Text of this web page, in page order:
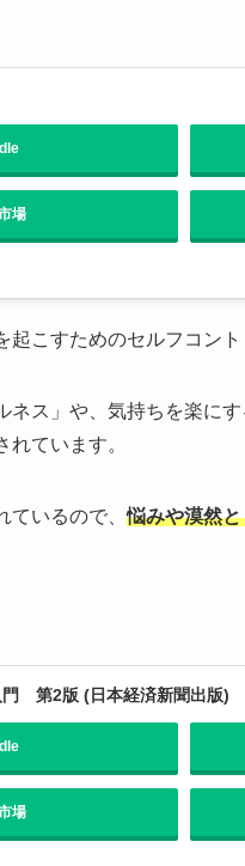
場
起こすためのセルフコン
ス」や、気持ちを楽に
ています。
ているので、悩みや漠然
門 第2版 (日本経済新聞出版)
場